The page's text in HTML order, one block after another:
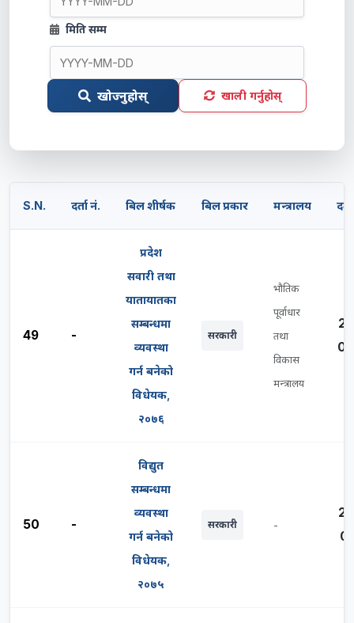
मिति सम्म
खोज्नुहोस् खाली गर्नुहोस्
S.N. दर्ता नं. बिल शीर्षक बिल प्रकार मन्त्रालय
49 -
प्रदेश
सवारी तथा
यातायातका
सम्बन्धमा
व्यवस्था
गर्न बनेको
विधेयक,
२०७६
सरकारी
भौतिक
पूर्वाधार
तथा
विकास
मन्त्रालय
50 -
विद्युत
सम्बन्धमा
व्यवस्था
गर्न बनेको
विधेयक,
२०७५
सरकारी -